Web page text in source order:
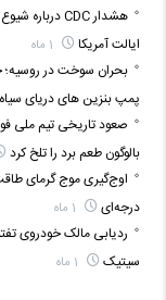
ایالت آمریکا
بحران سوخت در روسیه؛
پمپ بنزین‌ های دریای سیاه
صعود تاریخی تیم ملی
بالوگون طعم برد را تلخ کرد
درجه‌ای
ردیابی مالک خودروی
سیتیک